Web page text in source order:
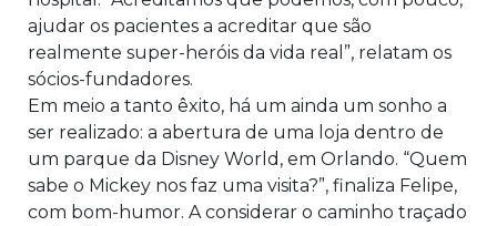
ajudar os pacientes a acreditar que são
realmente super-heróis da vida real”, relatam os
sócios-fundadores.
Em meio a tanto êxito, há um ainda um sonho a
ser realizado: a abertura de uma loja dentro de
um parque da Disney World, em Orlando. “Quem
sabe o Mickey nos faz uma visita?”, finaliza Felipe,
com bom-humor. A considerar o caminho traçado